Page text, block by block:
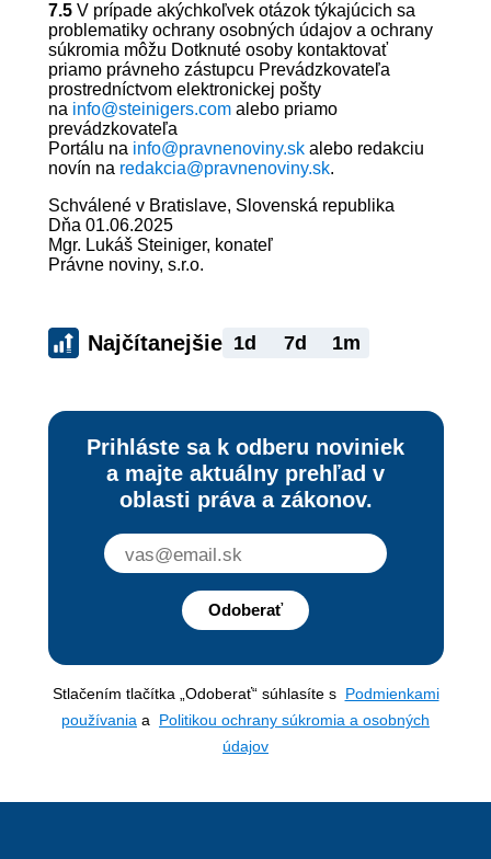
7.5V prípade akýchkoľvek otázok týkajúcich sa
problematiky ochrany osobných údajov a ochrany
súkromia môžu Dotknuté osoby kontaktovať
priamo právneho zástupcu Prevádzkovateľa
prostredníctvom elektronickej pošty
na info@steinigers.comalebo priamo
prevádzkovateľa
Portálu na info@pravnenoviny.skalebo redakciu
novín na redakcia@pravnenoviny.sk.
Schválené v Bratislave, Slovenská republika
Dňa 01.06.2025
Mgr. Lukáš Steiniger, konateľ
Právne noviny, s.r.o.
Najčítanejšie 1d 7d 1m
Prihláste sa k odberu noviniek
a majte aktuálny prehľad v
oblasti práva a zákonov.
Odoberať
Stlačením tlačítka „Odoberať“ súhlasíte s Podmienkami
používania a Politikou ochrany súkromia a osobných
údajov